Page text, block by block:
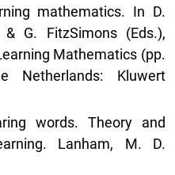
mathematics. In D.
G. FitzSimons (Eds.),
Mathematics (pp.
Netherlands: Kluwert
words. Theory and
Lanham, M. D.